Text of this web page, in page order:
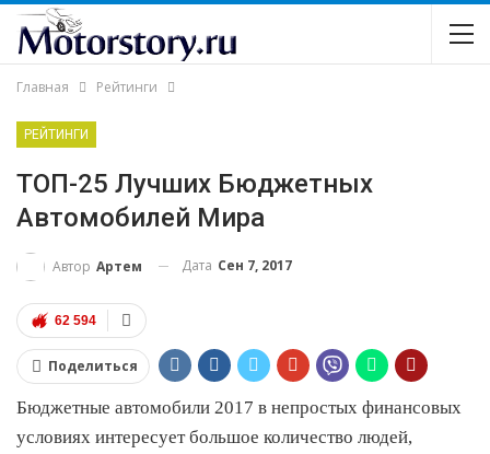
Главная Рейтинги
РЕЙТИНГИ
ТОП-25 Лучших Бюджетных
Автомобилей Мира
Автор Артем Дата Сен 7, 2017
62 594
Поделиться
Бюджетные автомобили 2017 в непростых финансовых
условиях интересует большое количество людей,